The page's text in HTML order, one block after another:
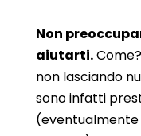
Non
aiutarti.Come?
non lasciando
sono infatti
(eventualmente